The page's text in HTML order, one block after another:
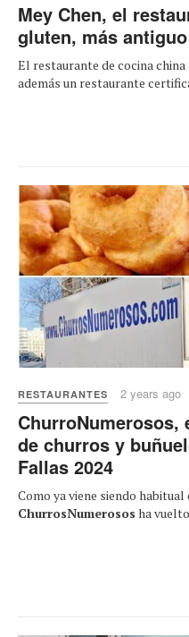
Mey Chen, el
gluten, más
El restaurante de cocina china
además un restaurante
RESTAURANTES 2 years ago
ChurroNumerosos,
de churros y
Fallas 2024
Como ya viene siendo
ChurrosNumerosos ha